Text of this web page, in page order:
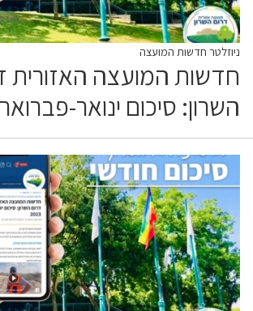
ניוזלטר חדשות המועצה
חדשות המועצה האזורית
השרון: סיכום ינואר-פברואר 2024